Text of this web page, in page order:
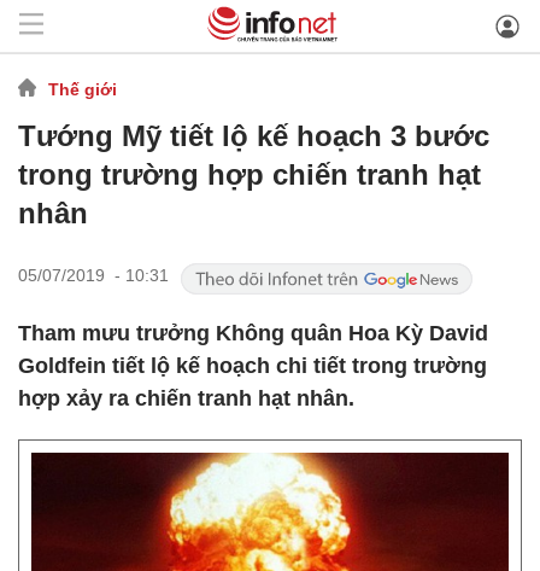
Thế giới
Tướng Mỹ tiết lộ kế hoạch 3 bước
trong trường hợp chiến tranh hạt
nhân
05/07/2019 - 10:31
Tham mưu trưởng Không quân Hoa Kỳ David
Goldfein tiết lộ kế hoạch chi tiết trong trường
hợp xảy ra chiến tranh hạt nhân.